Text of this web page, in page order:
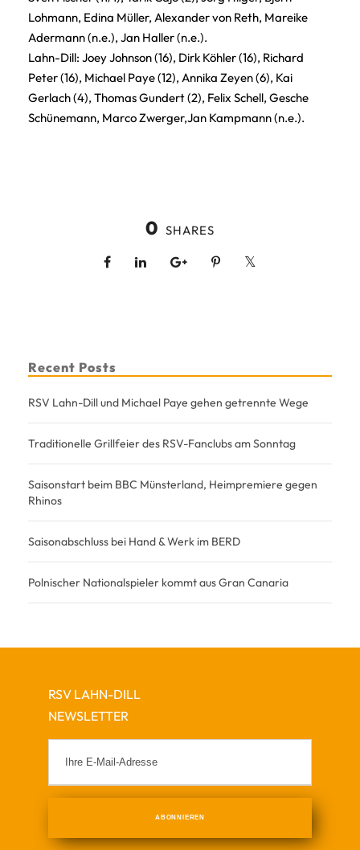
Lohmann, Edina Müller, Alexander von Reth, Mareike
Adermann (n.e.), Jan Haller (n.e.).
Lahn-Dill: Joey Johnson (16), Dirk Köhler (16), Richard
Peter (16), Michael Paye (12), Annika Zeyen (6), Kai
Gerlach (4), Thomas Gundert (2), Felix Schell, Gesche
Schünemann, Marco Zwerger,Jan Kampmann (n.e.).
0 SHARES
Recent Posts
RSV Lahn-Dill und Michael Paye gehen getrennte Wege
Traditionelle Grillfeier des RSV-Fanclubs am Sonntag
Saisonstart beim BBC Münsterland, Heimpremiere gegen
Rhinos
Saisonabschluss bei Hand & Werk im BERD
Polnischer Nationalspieler kommt aus Gran Canaria
RSV LAHN-DILL
NEWSLETTER